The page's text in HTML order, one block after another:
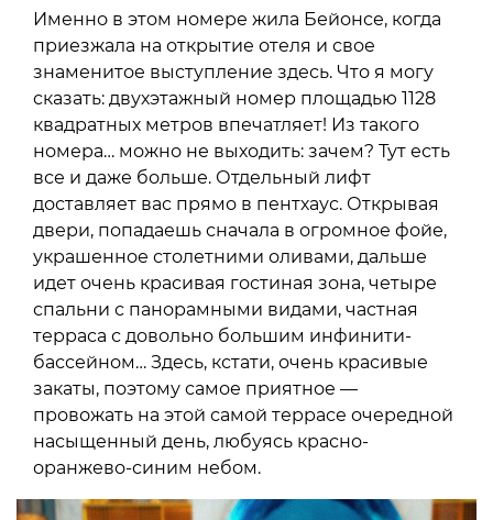
Именно в этом номере жила Бейонсе, когда
приезжала на открытие отеля и свое
знаменитое выступление здесь. Что я могу
сказать: двухэтажный номер площадью 1128
квадратных метров впечатляет! Из такого
номера… можно не выходить: зачем? Тут есть
все и даже больше. Отдельный лифт
доставляет вас прямо в пентхаус. Открывая
двери, попадаешь сначала в огромное фойе,
украшенное столетними оливами, дальше
идет очень красивая гостиная зона, четыре
спальни с панорамными видами, частная
терраса с довольно большим инфинити-
бассейном… Здесь, кстати, очень красивые
закаты, поэтому самое приятное —
провожать на этой самой террасе очередной
насыщенный день, любуясь красно-
оранжево-синим небом.